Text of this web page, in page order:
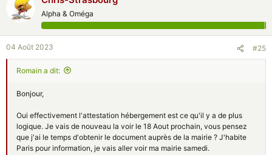
Alpha & Oméga
04 Août 2023 #25
Rоmain a dit:
Bonjour,
Oui effectivement l'attestation hébergement est ce qu'il y a de plus
logique. Je vais de nouveau la voir le 18 Aout prochain, vous pensez
que j'ai le temps d'obtenir le document auprès de la mairie ? J'habite
Paris pour information, je vais aller voir ma mairie samedi.